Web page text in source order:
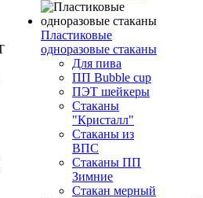
Пластиковые
одноразовые стаканы
Для пива
ПП Bubble cup
ПЭТ шейкеры
Стаканы
"Кристалл"
Стаканы из
ВПС
Стаканы ПП
Зимние
Стакан мерный